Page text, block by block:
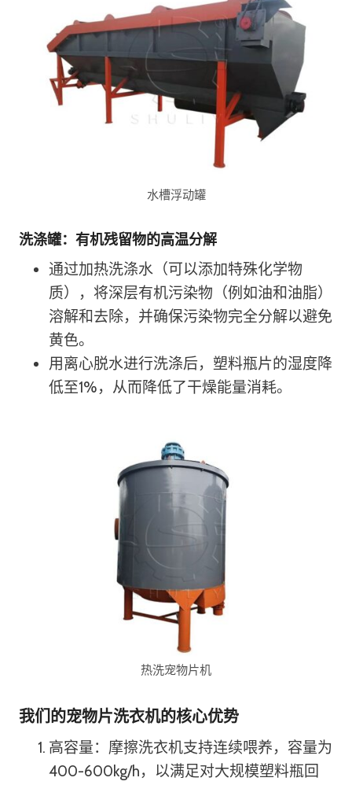
水槽浮动罐
洗涤罐：有机残留物的高温分解
通过加热洗涤水（可以添加特殊化学物
质），将深层有机污染物（例如油和油脂）
溶解和去除，并确保污染物完全分解以避免
黄色。
用离心脱水进行洗涤后，塑料瓶片的湿度降
低至1%，从而降低了干燥能量消耗。
热洗宠物片机
我们的宠物片洗衣机的核心优势
高容量：摩擦洗衣机支持连续喂养，容量为
400-600kg/h，以满足对大规模塑料瓶回